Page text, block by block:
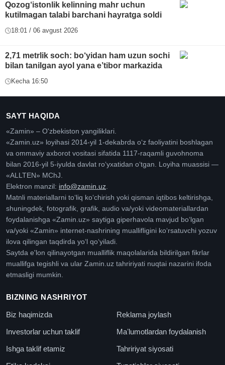
Qozog‘istonlik kelinning mahr uchun
kutilmagan talabi barchani hayratga soldi
18:01 / 06 avgust 2026
2,71 metrlik soch: bo‘yidan ham uzun sochi
bilan tanilgan ayol yana e’tibor markazida
Kecha 16:50
SAYT HAQIDA
«Zamin» – O'zbekiston yangiliklari.
«Zamin.uz» loyihasi 2014-yil 1-dekabrda oʻz faoliyatini boshlagan
va ommaviy axborot vositasi sifatida 1117-raqamli guvohnoma
bilan 2016-yil 5-iyulda davlat roʻyxatidan oʻtgan. Loyiha muassisi —
«ALLTEN» MChJ.
Elektron manzil: info@zamin.uz.
Matnli materiallarni toʻliq koʻchirish yoki qisman iqtibos keltirishga,
shuningdek, fotografik, grafik, audio va/yoki videomateriallardan
foydalanishga «Zamin.uz» saytiga giperhavola mavjud boʻlgan
va/yoki «Zamin» internet-nashrining muallifligini koʻrsatuvchi yozuv
ilova qilingan taqdirda yoʻl qoʻyiladi.
Saytda e'lon qilinayotgan mualliflik maqolalarida bildirilgan fikrlar
muallifga tegishli va ular Zamin.uz tahririyati nuqtai nazarini ifoda
etmasligi mumkin.
BIZNING NASHRIYOT
Biz haqimizda
Reklama joylash
Investorlar uchun taklif
Maʼlumotlardan foydalanish
Ishga taklif etamiz
Tahririyat siyosati